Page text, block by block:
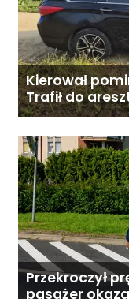
Kierował
Trafił do
Przekroczył
pasażer